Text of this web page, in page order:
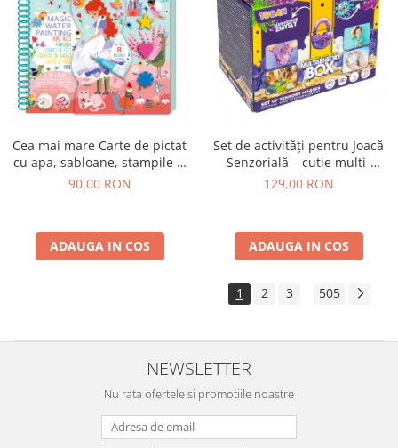
Cea mai mare Carte de pictat
cu apa, sabloane, stampile si
jocuri, portabila - Basme
90,00 RON
ADAUGA IN COS
Set de activități pentru Joacă
Senzorială – cutie multi-
senzorială
129,00 RON
ADAUGA IN COS
1 2 3 505
NEWSLETTER
Nu rata ofertele si promotiile noastre